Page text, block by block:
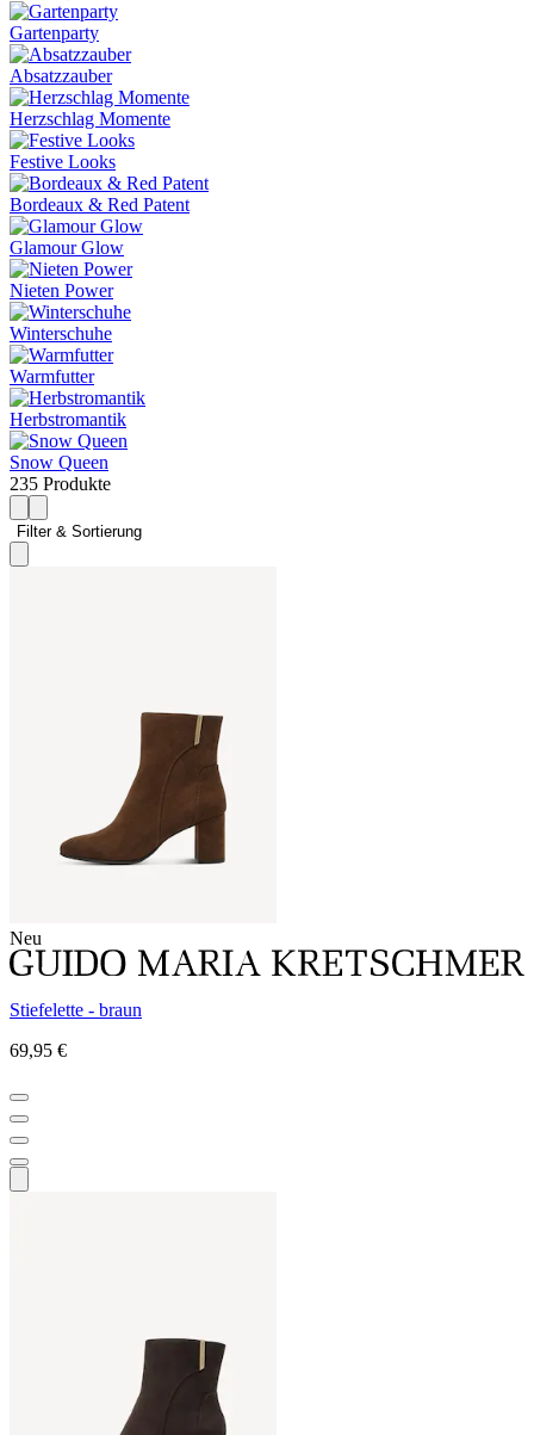
Gartenparty
Absatzzauber
Herzschlag Momente
Festive Looks
Bordeaux & Red Patent
Glamour Glow
Nieten Power
Winterschuhe
Warmfutter
Herbstromantik
Snow Queen
235 Produkte
Neu
Stiefelette - braun
69,95 €